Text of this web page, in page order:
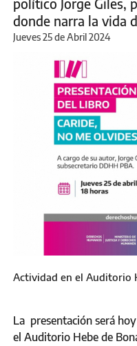
político Jorge Giles,
donde narra la vida
Jueves 25 de Abril 2024
Actividad en el Auditorio
La presentación será
el Auditorio Hebe de